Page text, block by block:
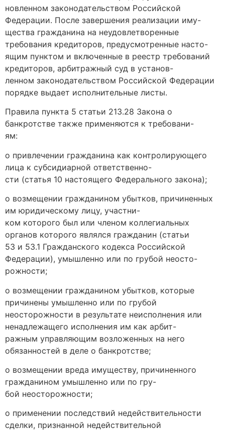
новленном законодательством Российской
Федерации. После завершения реализации иму-
щества гражданина на неудовлетворенные
требования кредиторов, предусмотренные насто-
ящим пунктом и включенные в реестр требований
кредиторов, арбитражный суд в установ-
ленном законодательством Российской Федерации
порядке выдает исполнительные листы.
Правила пункта 5 статьи 213.28 Закона о
банкротстве также применяются к требовани-
ям:
о привлечении гражданина как контролирующего
лица к субсидиарной ответственно-
сти (статья 10 настоящего Федерального закона);
о возмещении гражданином убытков, причиненных
им юридическому лицу, участни-
ком которого был или членом коллегиальных
органов которого являлся гражданин (статьи
53 и 53.1 Гражданского кодекса Российской
Федерации), умышленно или по грубой неосто-
рожности;
о возмещении гражданином убытков, которые
причинены умышленно или по грубой
неосторожности в результате неисполнения или
ненадлежащего исполнения им как арбит-
ражным управляющим возложенных на него
обязанностей в деле о банкротстве;
о возмещении вреда имуществу, причиненного
гражданином умышленно или по гру-
бой неосторожности;
о применении последствий недействительности
сделки, признанной недействительной